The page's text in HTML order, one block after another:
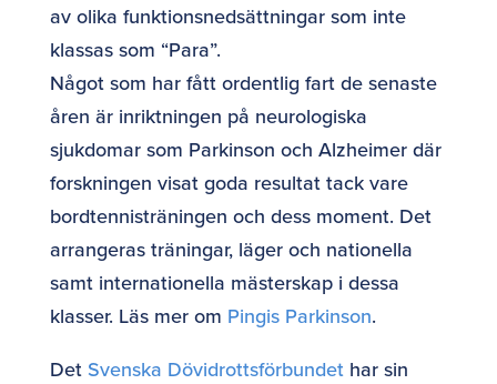
av olika funktionsnedsättningar som inte
klassas som “Para”.
Något som har fått ordentlig fart de senaste
åren är inriktningen på neurologiska
sjukdomar som Parkinson och Alzheimer där
forskningen visat goda resultat tack vare
bordtennisträningen och dess moment. Det
arrangeras träningar, läger och nationella
samt internationella mästerskap i dessa
klasser. Läs mer om Pingis Parkinson.
Det Svenska Dövidrottsförbundethar sin